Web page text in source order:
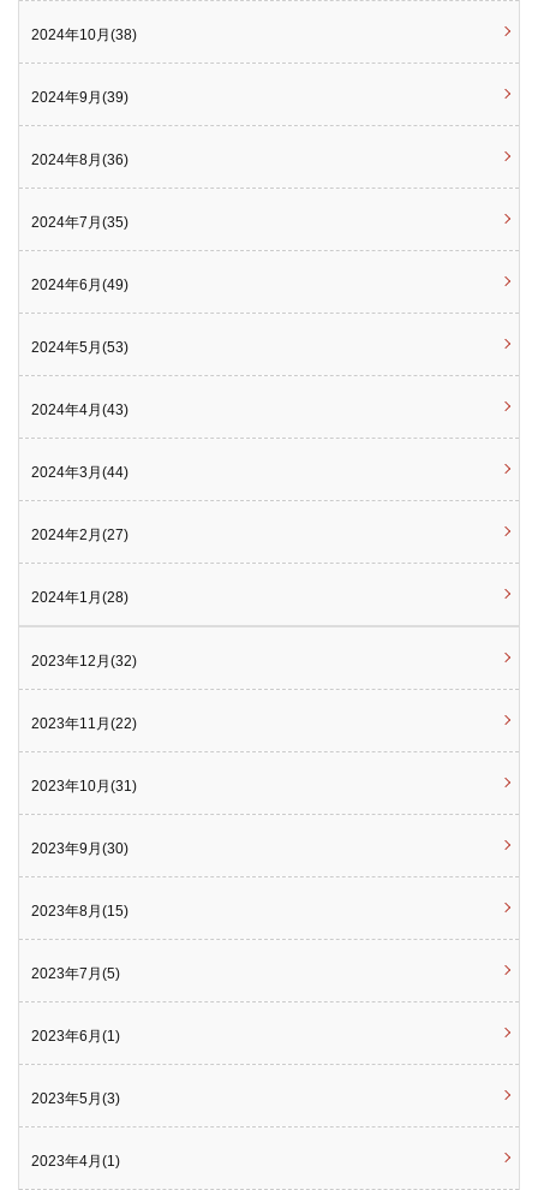
2024年10月(38)
2024年9月(39)
2024年8月(36)
2024年7月(35)
2024年6月(49)
2024年5月(53)
2024年4月(43)
2024年3月(44)
2024年2月(27)
2024年1月(28)
2023年12月(32)
2023年11月(22)
2023年10月(31)
2023年9月(30)
2023年8月(15)
2023年7月(5)
2023年6月(1)
2023年5月(3)
2023年4月(1)